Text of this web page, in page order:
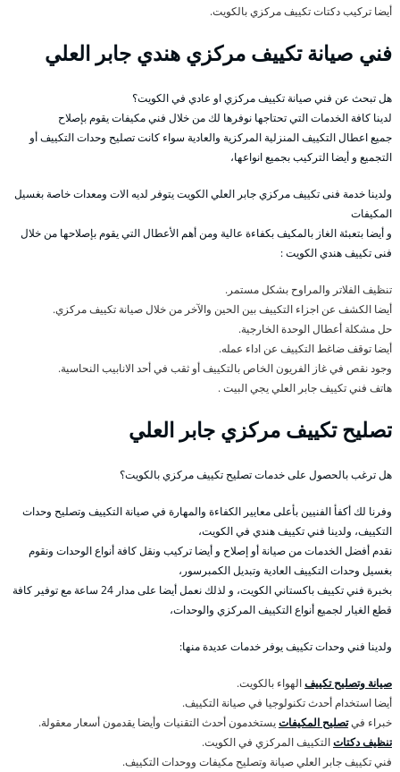
أيضا تركيب دكتات تكييف مركزي بالكويت.
فني صيانة تكييف مركزي هندي جابر العلي
هل تبحث عن فني صيانة تكييف مركزي او عادي في الكويت؟
لدينا كافة الخدمات التي تحتاجها نوفرها لك من خلال فني مكيفات يقوم بإصلاح
جميع اعطال التكييف المنزلية المركزية والعادية سواء كانت تصليح وحدات التكييف أو
التجميع و أيضا التركيب بجميع انواعها،
ولدينا خدمة فنى تكييف مركزي جابر العلي الكويت يتوفر لديه الات ومعدات خاصة بغسيل
المكيفات
و أيضا بتعبئة الغاز بالمكيف بكفاءة عالية ومن أهم الأعطال التي يقوم بإصلاحها من خلال
فنى تكييف هندي الكويت :
تنظيف الفلاتر والمراوح بشكل مستمر.
أيضا الكشف عن اجزاء التكييف بين الحين والآخر من خلال صيانة تكييف مركزي.
حل مشكلة أعطال الوحدة الخارجية.
أيضا توقف ضاغط التكييف عن اداء عمله.
وجود نقص في غاز الفريون الخاص بالتكييف أو ثقب في أحد الانابيب النحاسية.
هاتف فني تكييف جابر العلي يجي البيت .
تصليح تكييف مركزي جابر العلي
هل ترغب بالحصول على خدمات تصليح تكييف مركزي بالكويت؟
وفرنا لك أكفأ الفنيين بأعلى معايير الكفاءة والمهارة في صيانة التكييف وتصليح وحدات
التكييف، ولدينا فني تكييف هندي في الكويت،
نقدم أفضل الخدمات من صيانة أو إصلاح و أيضا تركيب ونقل كافة أنواع الوحدات ونقوم
بغسيل وحدات التكييف العادية وتبديل الكمبرسور،
بخبرة فني تكييف باكستاني الكويت، و لذلك نعمل أيضا على مدار 24 ساعة مع توفير كافة
قطع الغيار لجميع أنواع التكييف المركزي والوحدات،
ولدينا فني وحدات تكييف يوفر خدمات عديدة منها:
صيانة وتصليح تكييفالهواء بالكويت.
أيضا استخدام أحدث تكنولوجيا في صيانة التكييف.
خبراء فيتصليح المكيفاتيستخدمون أحدث التقنيات وأيضا يقدمون أسعار معقولة.
تنظيف دكتاتالتكييف المركزي في الكويت.
فني تكييف جابر العلي صيانة وتصليح مكيفات ووحدات التكييف.